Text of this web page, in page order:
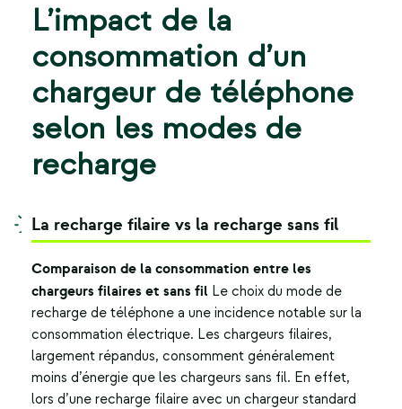
L’impact de la
consommation d’un
chargeur de téléphone
selon les modes de
recharge
La recharge filaire vs la recharge sans fil
Comparaison de la consommation entre les
chargeurs filaires et sans fil Le choix du mode de
recharge de téléphone a une incidence notable sur la
consommation électrique. Les chargeurs filaires,
largement répandus, consomment généralement
moins d’énergie que les chargeurs sans fil. En effet,
lors d’une recharge filaire avec un chargeur standard